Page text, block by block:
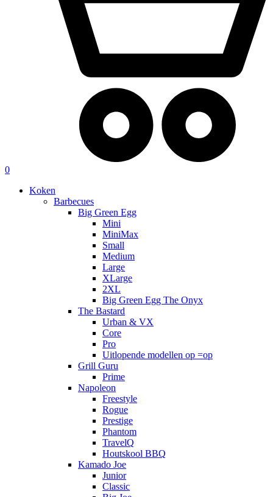
0
Koken
Barbecues
Big Green Egg
Mini
MiniMax
Small
Medium
Large
XLarge
2XL
Big Green Egg The Onyx
The Bastard
Urban & VX
Core
Pro
Uitlopende modellen op =op
Grill Guru
Prime
Napoleon
Freestyle
Rogue
Prestige
Phantom
TravelQ
Houtskool BBQ
Kamado Joe
Junior
Classic